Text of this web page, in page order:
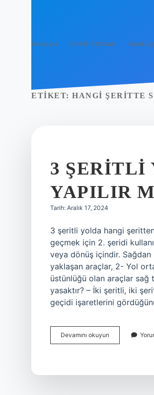
Anasayfa Gizlilik Politikası Yasal
ETIKET: HANGI ŞERITTE
3 ŞERITLI
YAPILIR
Tarih: Aralık 17, 2024
3 şeritli yolda hangi
geçmek için 2. şeridi
veya dönüş içindir. Sağdan
yaklaşan araçlar, 2- Yol
üstünlüğü olan araçlar sağ
yasaktır? – İki şeritli, iki
geçidi işaretlerini
Devamını okuyun
Şeritli